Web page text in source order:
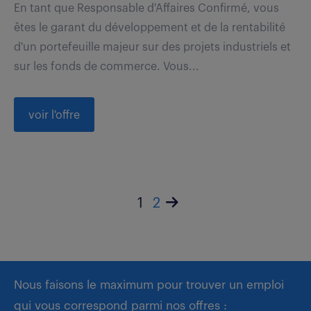
En tant que Responsable d'Affaires Confirmé, vous
êtes le garant du développement et de la rentabilité
d'un portefeuille majeur sur des projets industriels et
sur les fonds de commerce. Vous...
voir l'offre
1 2
Nous faisons le maximum pour trouver un emploi
qui vous correspond parmi nos offres :